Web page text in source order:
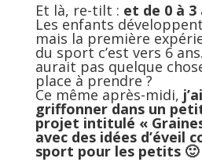
Et là, re-tilt : et de 0 à 3
Les enfants
mais la première
du sport c’est vers 6
aurait pas quelque
place à prendre ?
Ce même après-midi,
griffonner dans un
projet intitulé «
avec des idées d’éveil
sport pour les petits 🙂